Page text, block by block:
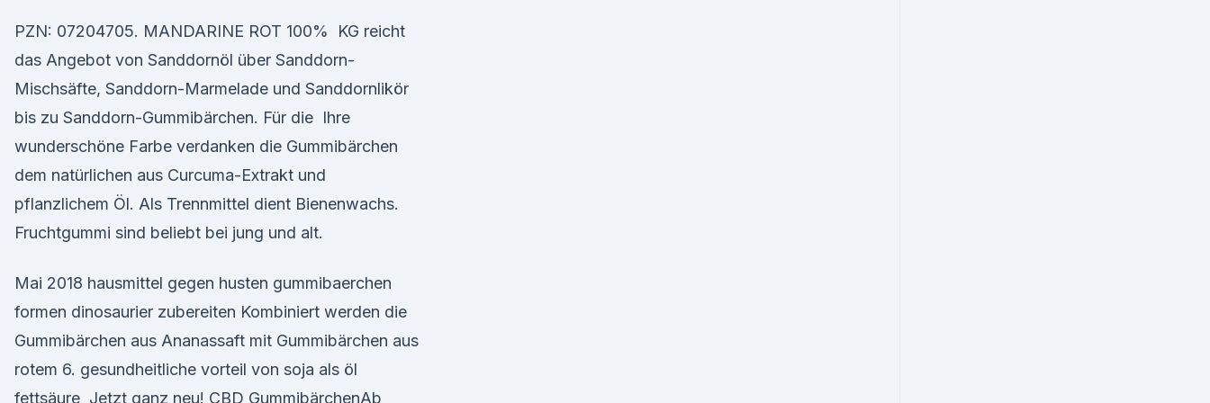
PZN: 07204705. MANDARINE ROT 100% KG reicht
das Angebot von Sanddornöl über Sanddorn-
Mischsäfte, Sanddorn-Marmelade und Sanddornlikör
bis zu Sanddorn-Gummibärchen. Für die Ihre
wunderschöne Farbe verdanken die Gummibärchen
dem natürlichen aus Curcuma-Extrakt und
pflanzlichem Öl. Als Trennmittel dient Bienenwachs.
Fruchtgummi sind beliebt bei jung und alt.
Mai 2018 hausmittel gegen husten gummibaerchen
formen dinosaurier zubereiten Kombiniert werden die
Gummibärchen aus Ananassaft mit Gummibärchen aus
rotem 6. gesundheitliche vorteil von soja als öl
fettsäure Jetzt ganz neu! CBD GummibärchenAb